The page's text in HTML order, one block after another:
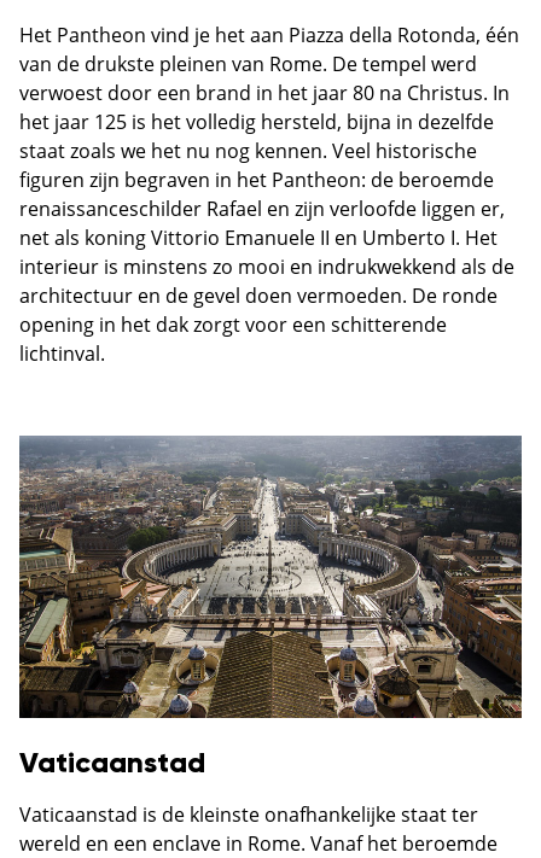
Het Pantheon vind je het aan Piazza della Rotonda, één
van de drukste pleinen van Rome. De tempel werd
verwoest door een brand in het jaar 80 na Christus. In
het jaar 125 is het volledig hersteld, bijna in dezelfde
staat zoals we het nu nog kennen. Veel historische
figuren zijn begraven in het Pantheon: de beroemde
renaissanceschilder Rafael en zijn verloofde liggen er,
net als koning Vittorio Emanuele II en Umberto I. Het
interieur is minstens zo mooi en indrukwekkend als de
architectuur en de gevel doen vermoeden. De ronde
opening in het dak zorgt voor een schitterende
lichtinval.
Vaticaanstad
Vaticaanstad is de kleinste onafhankelijke staat ter
wereld en een enclave in Rome. Vanaf het beroemde